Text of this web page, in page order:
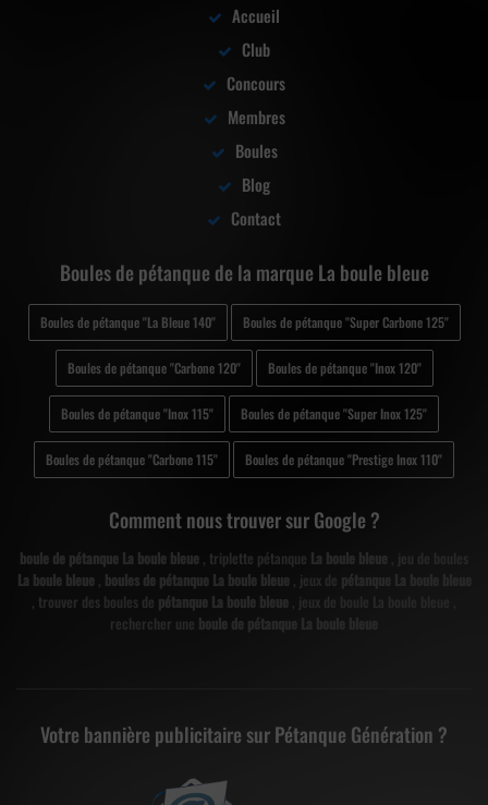
Accueil
Club
Concours
Membres
Boules
Blog
Contact
Boules de pétanque de la marque La boule bleue
Boules de pétanque "La Bleue 140" Boules de pétanque "Super Carbone 125"
Boules de pétanque "Carbone 120" Boules de pétanque "Inox 120"
Boules de pétanque "Inox 115" Boules de pétanque "Super Inox 125"
Boules de pétanque "Carbone 115" Boules de pétanque "Prestige Inox 110"
Comment nous trouver sur Google ?
boule de pétanque La boule bleue , triplette pétanque La boule bleue , jeu de boules
La boule bleue boules de pétanque La boule bleue , jeux de pétanque La boule bleue
, trouver des boules de pétanque La boule bleue , jeux de boule La boule bleue ,
rechercher une boule de pétanque La boule bleue
Votre bannière publicitaire sur Pétanque Génération ?